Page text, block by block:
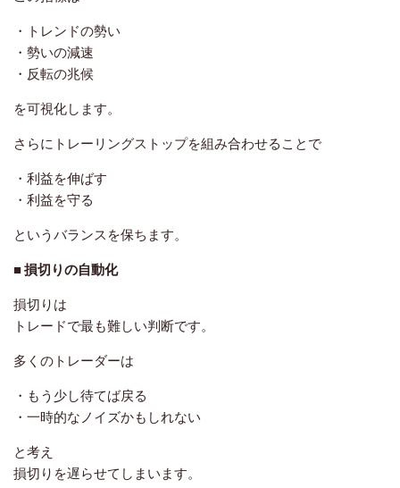
・トレンドの勢い
・勢いの減速
・反転の兆候
を可視化します。
さらにトレーリングストップを組み合わせることで
・利益を伸ばす
・利益を守る
というバランスを保ちます。
■ 損切りの自動化
損切りは
トレードで最も難しい判断です。
多くのトレーダーは
・もう少し待てば戻る
・一時的なノイズかもしれない
と考え
損切りを遅らせてしまいます。